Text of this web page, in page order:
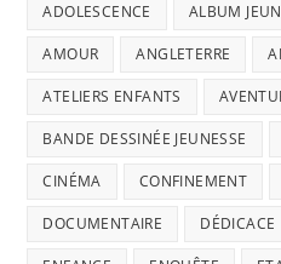
ADOLESCENCE ALBUM
AMOUR ANGLETERRE
ATELIERS ENFANTS
BANDE DESSINÉE JEUNESSE
CINÉMA CONFINEMENT
DOCUMENTAIRE DÉDICACE